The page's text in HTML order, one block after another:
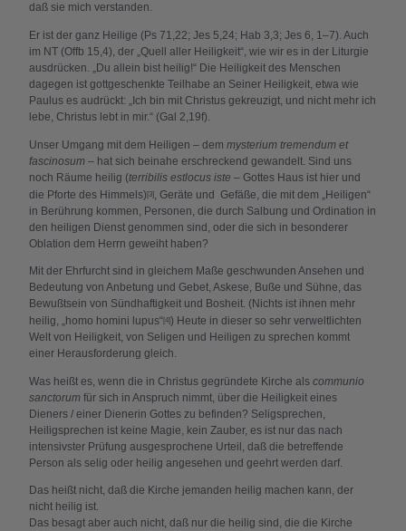
daß sie mich verstanden.
Er ist der ganz Heilige (Ps 71,22; Jes 5,24; Hab 3,3; Jes 6, 1–7). Auch
im NT (Offb 15,4), der „Quell aller Heiligkeit“, wie wir es in der Liturgie
ausdrücken. „Du allein bist heilig!“ Die Heiligkeit des Menschen
dagegen ist gottgeschenkte Teilhabe an Seiner Heiligkeit, etwa wie
Paulus es audrückt: „Ich bin mit Christus gekreuzigt, und nicht mehr ich
lebe, Christus lebt in mir.“ (Gal 2,19f).
Unser Umgang mit dem Heiligen – dem mysterium tremendum et
fascinosum – hat sich beinahe erschreckend gewandelt. Sind uns
noch Räume heilig (terribilis estlocus iste – Gottes Haus ist hier und
die Pforte des Himmels)[3] , Geräte und Gefäße, die mit dem „Heiligen“
in Berührung kommen, Personen, die durch Salbung und Ordination in
den heiligen Dienst genommen sind, oder die sich in besonderer
Oblation dem Herrn geweiht haben?
Mit der Ehrfurcht sind in gleichem Maße geschwunden Ansehen und
Bedeutung von Anbetung und Gebet, Askese, Buße und Sühne, das
Bewußtsein von Sündhaftigkeit und Bosheit. (Nichts ist ihnen mehr
heilig, „homo homini lupus“[4]) Heute in dieser so sehr verweltlichten
Welt von Heiligkeit, von Seligen und Heiligen zu sprechen kommt
einer Herausforderung gleich.
Was heißt es, wenn die in Christus gegründete Kirche als communio
sanctorum für sich in Anspruch nimmt, über die Heiligkeit eines
Dieners / einer Dienerin Gottes zu befinden? Seligsprechen,
Heiligsprechen ist keine Magie, kein Zauber, es ist nur das nach
intensivster Prüfung ausgesprochene Urteil, daß die betreffende
Person als selig oder heilig angesehen und geehrt werden darf.
Das heißt nicht, daß die Kirche jemanden heilig machen kann, der
nicht heilig ist.
Das besagt aber auch nicht, daß nur die heilig sind, die die Kirche